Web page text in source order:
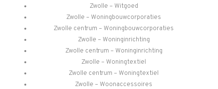
Zwolle – Witgoed
Zwolle – Woningbouwcorporaties
Zwolle centrum – Woningbouwcorporaties
Zwolle – Woninginrichting
Zwolle centrum – Woninginrichting
Zwolle – Woningtextiel
Zwolle centrum – Woningtextiel
Zwolle – Woonaccessoires